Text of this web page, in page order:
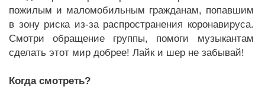
пожилым и маломобильным гражданам, попавшим
в зону риска из-за распространения коронавируса.
Смотри обращение группы, помоги музыкантам
сделать этот мир добрее! Лайк и шер не забывай!
Когда смотреть?